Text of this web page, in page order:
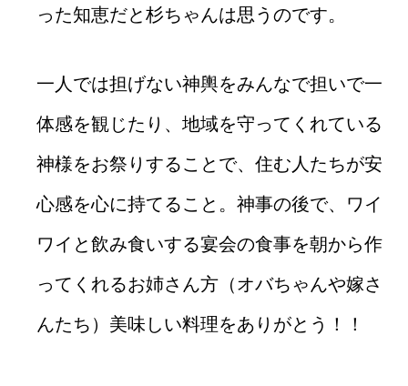
った知恵だと杉ちゃんは思うのです。
一人では担げない神輿をみんなで担いで一
体感を観じたり、地域を守ってくれている
神様をお祭りすることで、住む人たちが安
心感を心に持てること。神事の後で、ワイ
ワイと飲み食いする宴会の食事を朝から作
ってくれるお姉さん方（オバちゃんや嫁さ
んたち）美味しい料理をありがとう！！